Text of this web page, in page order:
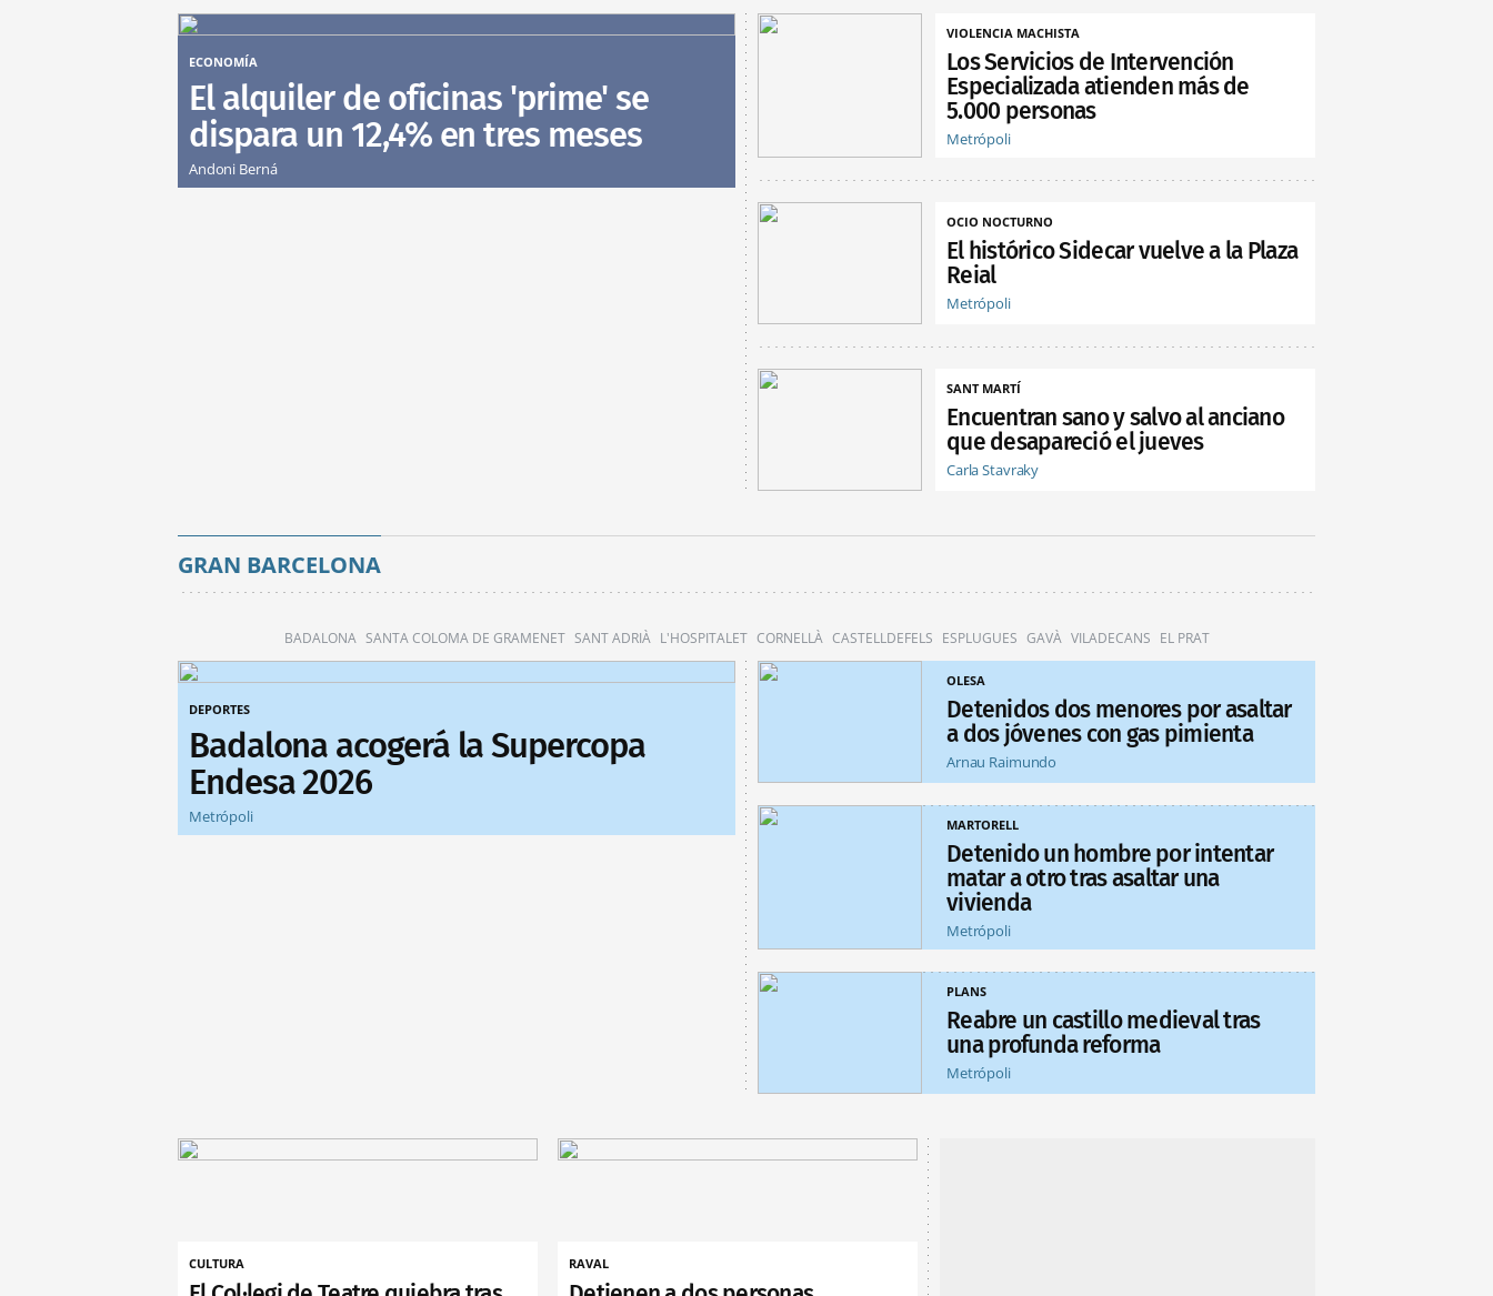
ECONOMÍA
El alquiler de oficinas 'prime' se
dispara un 12,4% en tres meses
Andoni Berná
VIOLENCIA MACHISTA
Los Servicios de Intervención
Especializada atienden más de
5.000 personas
Metrópoli
OCIO NOCTURNO
El histórico Sidecar vuelve a la Plaza
Reial
Metrópoli
SANT MARTÍ
Encuentran sano y salvo al anciano
que desapareció el jueves
Carla Stavraky
GRAN BARCELONA
BADALONA SANTA COLOMA DE GRAMENET SANT ADRIÀ L'HOSPITALET CORNELLÀ CASTELLDEFELS ESPLUGUES GAVÀ VILADECANS EL PRAT
DEPORTES
Badalona acogerá la Supercopa
Endesa 2026
Metrópoli
OLESA
Detenidos dos menores por asaltar
a dos jóvenes con gas pimienta
Arnau Raimundo
MARTORELL
Detenido un hombre por intentar
matar a otro tras asaltar una
vivienda
Metrópoli
PLANS
Reabre un castillo medieval tras
una profunda reforma
Metrópoli
CULTURA RAVAL